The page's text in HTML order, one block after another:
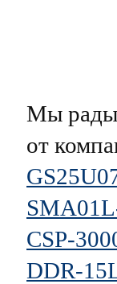
Мы рады
от
CSP-
DDR-